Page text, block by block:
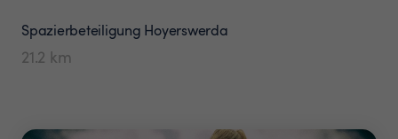
Spazierbeteiligung Hoyerswerda
21.2 km